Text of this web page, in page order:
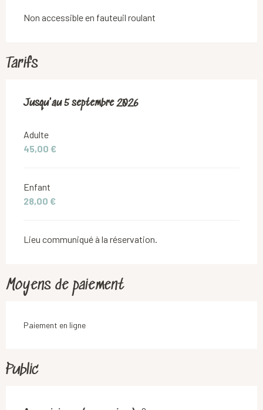
Non accessible en fauteuil roulant
Tarifs
Du19 juillet 2026au5 septembre 2026
Jusqu'au5 septembre 2026
Adulte
45,00 €
Enfant
28,00 €
Lieu communiqué à la réservation.
Moyens de paiement
Paiement en ligne
Public